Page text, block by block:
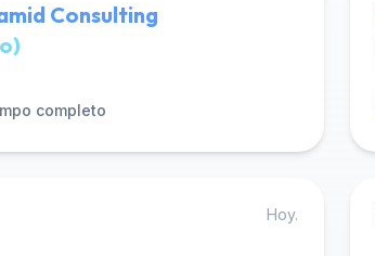
Consulting
completo
Hoy.